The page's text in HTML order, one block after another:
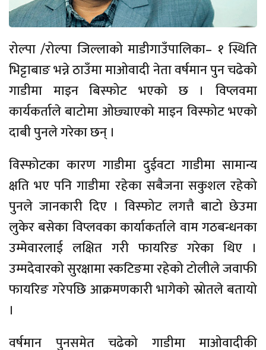
रोल्पा /रोल्पा जिल्लाको माडीगाउँपालिका– १ स्थिति
भिट्टाबाङ भन्ने ठाउँमा माओवादी नेता वर्षमान पुन चढेको
गाडीमा माइन बिस्फोट भएको छ । विप्लवमा
कार्यकर्ताले बाटोमा ओछ्याएको माइन विस्फोट भएको
दाबी पुनले गरेका छन् ।
विस्फोटका कारण गाडीमा दुईवटा गाडीमा सामान्य
क्षति भए पनि गाडीमा रहेका सबैजना सकुशल रहेको
पुनले जानकारी दिए । विस्फोट लगत्तै बाटो छेउमा
लुकेर बसेका विप्लवका कार्याकर्ताले वाम गठबन्धनका
उम्मेवारलाई लक्षित गरी फायरिङ गरेका थिए ।
उम्मदेवारको सुरक्षामा स्कटिङमा रहेको टोलीले जवाफी
फायरिङ गरेपछि आक्रमणकारी भागेको स्रोतले बतायो
।
वर्षमान पुनसमेत चढेको गाडीमा माओवादीकी